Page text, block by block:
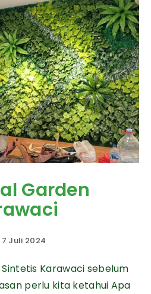
Garden
Juli 2024
Karawaci sebelum
perlu kita ketahui Apa